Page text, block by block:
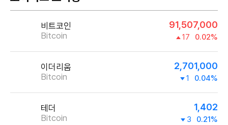
비트코인
Bitcoin
91,507,000
17 0.02%
이더리움
Bitcoin
2,701,000
1 0.04%
테더
Bitcoin
1,402
3 0.21%